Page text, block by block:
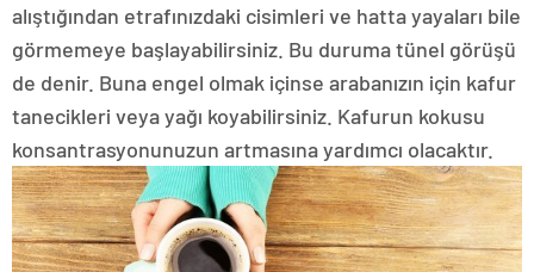
alıştığından etrafınızdaki cisimleri ve hatta yayaları bile
görmemeye başlayabilirsiniz. Bu duruma tünel görüşü
de denir. Buna engel olmak içinse arabanızın için kafur
tanecikleri veya yağı koyabilirsiniz. Kafurun kokusu
konsantrasyonunuzun artmasına yardımcı olacaktır.